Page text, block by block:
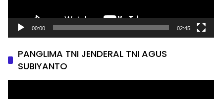
00:00 02:45
PANGLIMA TNI JENDERAL TNI AGUS
SUBIYANTO